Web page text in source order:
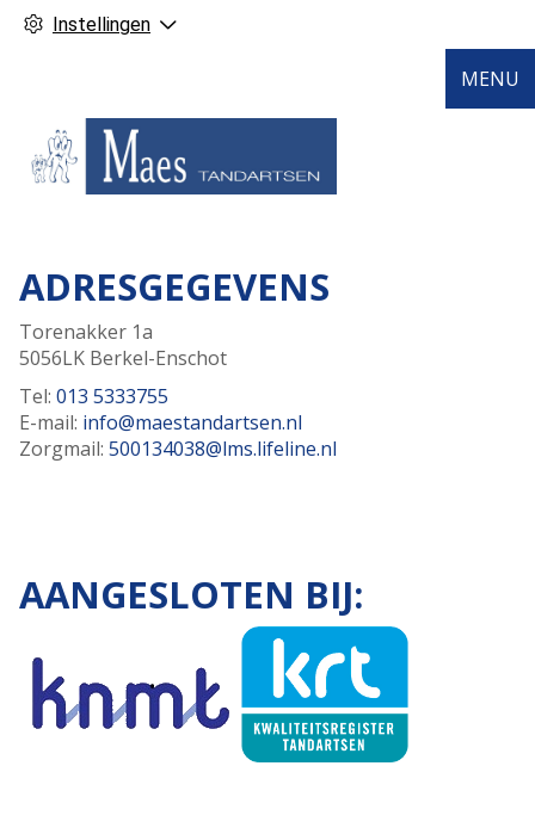
Instellingen
MENU
ADRESGEGEVENS
Torenakker 1a
5056LK Berkel-Enschot
Tel: 013 5333755
E-mail: info@maestandartsen.nl
Zorgmail: 500134038@lms.lifeline.nl
AANGESLOTEN BIJ: